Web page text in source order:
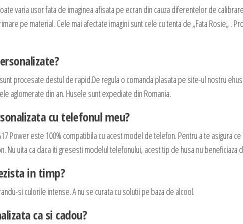
varia usor fata de imaginea afisata pe ecran din cauza diferentelor de
pe material. Cele mai afectate imagini sunt cele cu tenta de „Fata Rosie„ .
procesate destul de rapid.De regula o comanda plasata pe site-ul nostru
aglomerate din an. Husele sunt expediate din Romania.
cu telefonul meu?
Power este 100% compatibila cu acest model de telefon. Pentru a te asigura
Nu uita ca daca iti gresesti modelul telefonului, acest tip de husa nu beneficiaza
in timp?
si culorile intense. A nu se curata cu solutii pe baza de alcool.
ca si cadou?